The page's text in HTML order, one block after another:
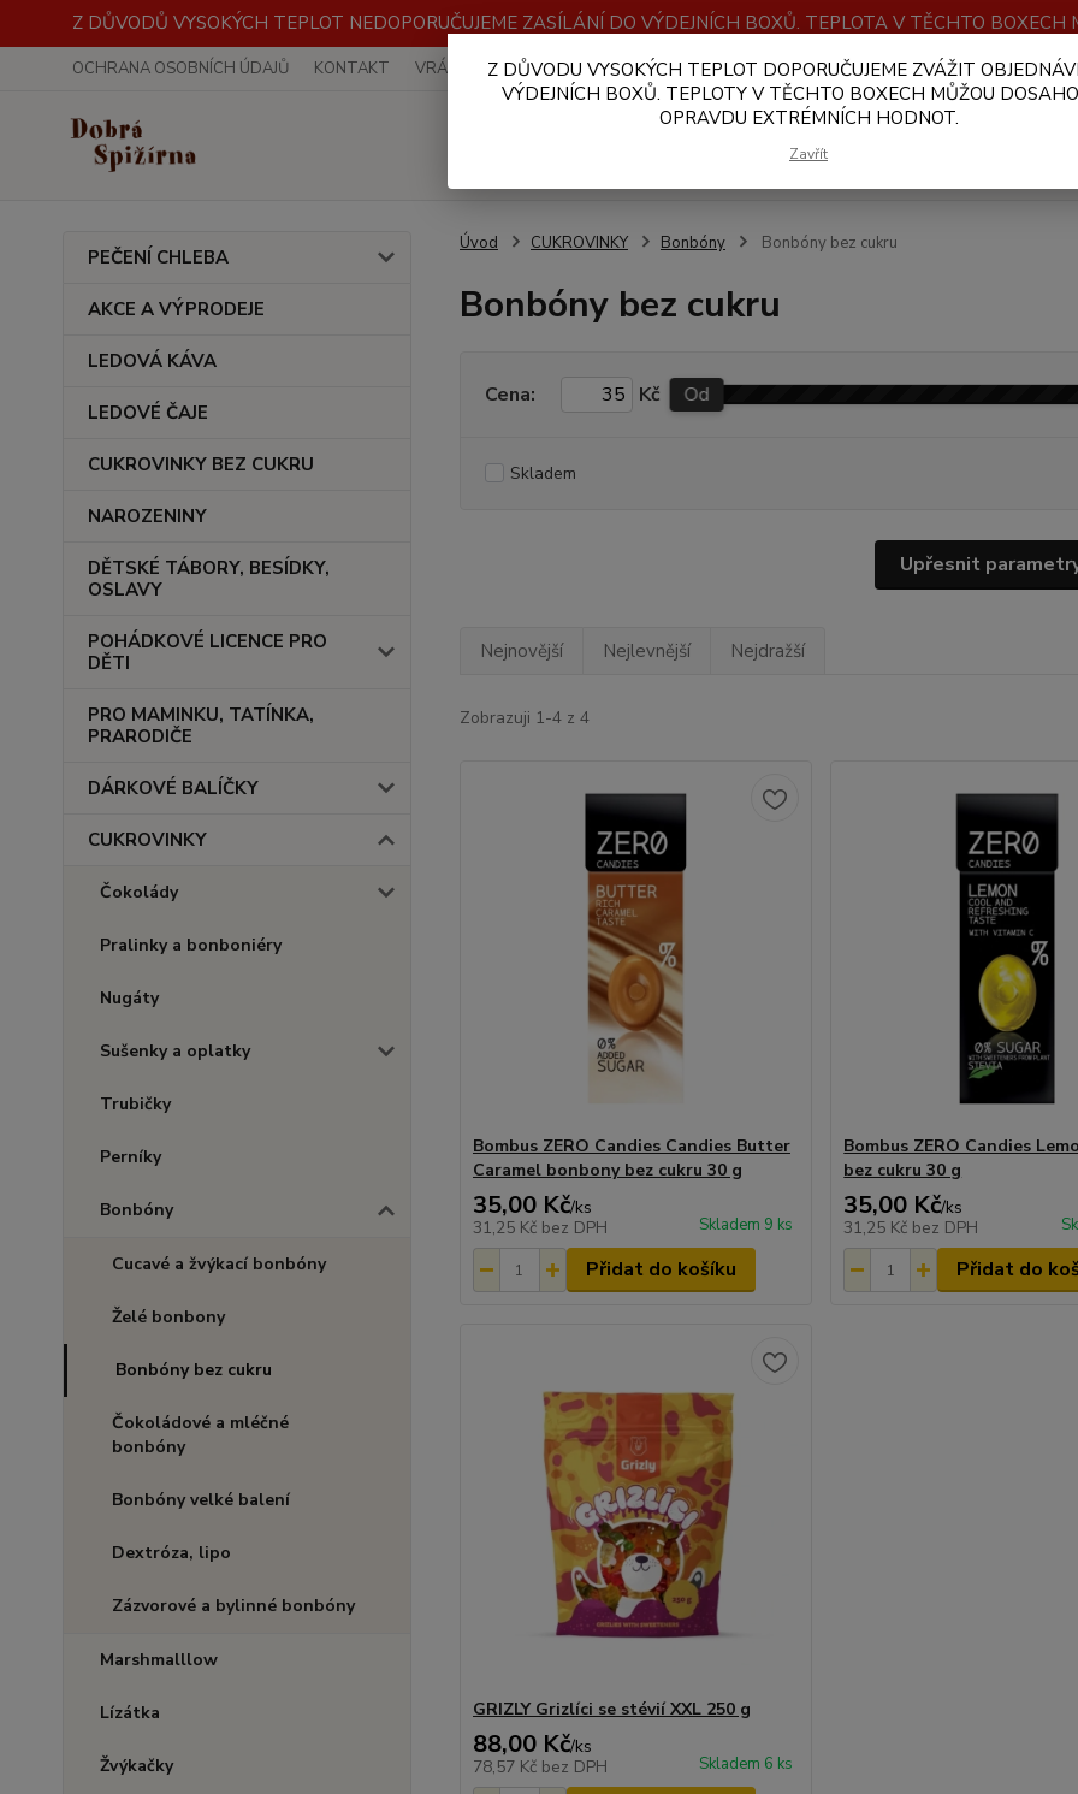
Z DŮVODŮ VYSOKÝCH TEPLOT NEDOPORUČUJEME ZASÍLÁNÍ DO VÝDEJNÍCH BOXŮ. TEPLOTA V TĚCHTO
OCHRANA OSOBNÍCH ÚDAJŮ KONTAKT VRÁCENÍ ZBOŽÍ OBCHODNÍ PODMÍNKY PLATBA A DOPRAVA VELKOOBCHOD
Hledat
PEČENÍ CHLEBA
AKCE A VÝPRODEJE
LEDOVÁ KÁVA
LEDOVÉ ČAJE
CUKROVINKY BEZ CUKRU
NAROZENINY
DĚTSKÉ TÁBORY, BESÍDKY,
OSLAVY
POHÁDKOVÉ LICENCE PRO
DĚTI
PRO MAMINKU, TATÍNKA,
PRARODIČE
DÁRKOVÉ BALÍČKY
CUKROVINKY
Čokolády
Pralinky a bonboniéry
Nugáty
Sušenky a oplatky
Trubičky
Perníky
Bonbóny
Cucavé a žvýkací bonbóny
Želé bonbony
Bonbóny bez cukru
Čokoládové a mléčné
bonbóny
Bonbóny velké balení
Dextróza, lipo
Zázvorové a bylinné bonbóny
Marshmalllow
Lízátka
Žvýkačky
Úvod CUKROVINKY Bonbóny Bonbóny bez cukru
Bonbóny bez cukru
Upřesnit
Cena: Kč Od
Skladem
Nejnovější Nejlevnější Nejdražší
Zobrazuji 1-4 z 4
Bombus ZERO Candies Candies Butter
Caramel bonbony bez cukru 30 g
35,00 Kč/ks
31,25 Kč bez DPH Skladem 9 ks
Přidat do košíku
Bombus ZERO Candies
bez cukru 30 g
35,00 Kč/ks
31,25 Kč bez DPH
Přidat do
GRIZLY Grizlíci se stévií XXL 250 g
88,00 Kč/ks
78,57 Kč bez DPH Skladem 6 ks
Z DŮVODU VYSOKÝCH TEPLOT DOPORUČUJEME ZVÁŽIT
VÝDEJNÍCH BOXŮ. TEPLOTY V TĚCHTO BOXECH MŮŽOU
OPRAVDU EXTRÉMNÍCH HODNOT.
Zavřít